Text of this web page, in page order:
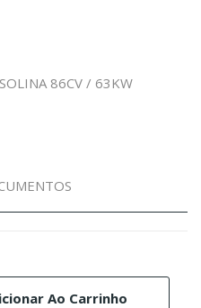
86CV / 63KW
Ao Carrinho